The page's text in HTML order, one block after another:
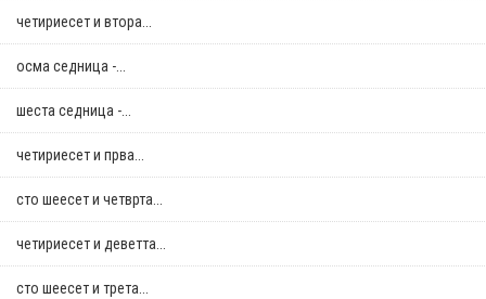
четириесет и втора...
осма седница -...
шеста седница -...
четириесет и прва...
сто шеесет и четврта...
четириесет и деветта...
сто шеесет и трета...